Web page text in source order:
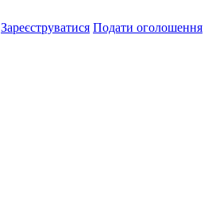
Зареєструватися Подати оголошення